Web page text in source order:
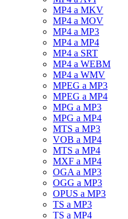
MP4 a MKV
MP4 a MOV
MP4 a MP3
MP4 a MP4
MP4 a SRT
MP4 a WEBM
MP4 a WMV
MPEG a MP3
MPEG a MP4
MPG a MP3
MPG a MP4
MTS a MP3
VOB a MP4
MTS a MP4
MXF a MP4
OGA a MP3
OGG a MP3
OPUS a MP3
TS a MP3
TS a MP4